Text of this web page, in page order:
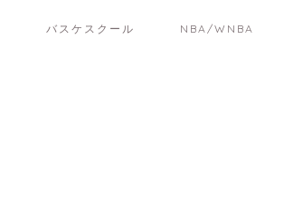
バスケスクール NBA/WNBA